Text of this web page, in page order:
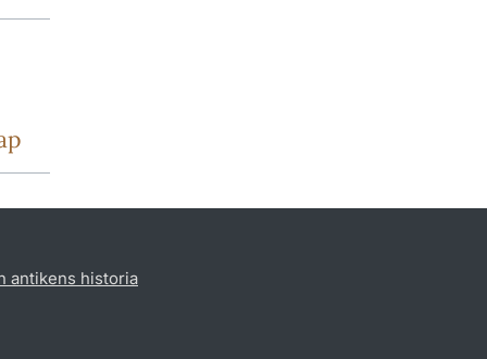
antikens historia